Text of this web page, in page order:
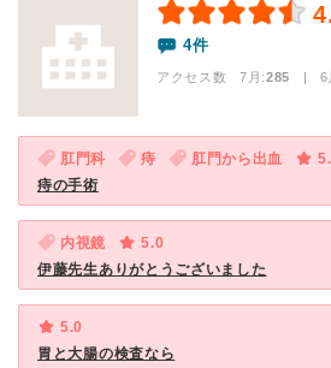
4件
アクセス数 7月:285 | 6
肛門科 痔 肛門から出血
痔の手術
内視鏡
5.0
伊藤先生ありがとうございました
5.0
胃と大腸の検査なら